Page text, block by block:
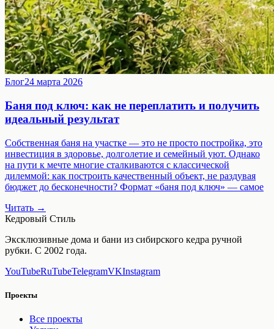
Блог24 марта 2026
Баня под ключ: как не переплатить и получить
идеальный результат
Собственная баня на участке — это не просто постройка, это
инвестиция в здоровье, долголетие и семейный уют. Однако
на пути к мечте многие сталкиваются с классической
дилеммой: как построить качественный объект, не раздувая
бюджет до бесконечности? Формат «баня под ключ» — самое
Читать →
Кедровый Стиль
Эксклюзивные дома и бани из сибирского кедра ручной
рубки. С 2002 года.
YouTubeRuTubeTelegramVKInstagram
Проекты
Все проекты